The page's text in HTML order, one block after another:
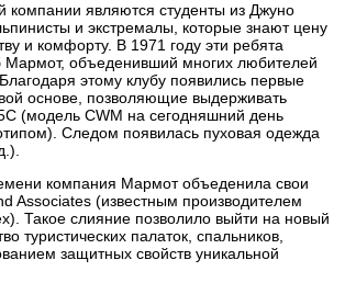
компании являются студенты из Джуно
и экстремалы, которые знают цену
и комфорту. В 1971 году эти ребята
Мармот, объеденивший многих любителей
этому клубу появились первые
основе, позволяющие выдерживать
(модель CWM на сегодняшний день
Следом появилась пуховая одежда
компания Мармот объеденила свои
Associates (известным производителем
Такое слияние позволило выйти на новый
туристических палаток, спальников,
защитных свойств уникальной